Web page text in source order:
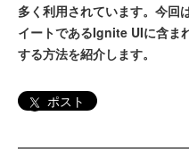
多く利用されています。今回
イートであるIgnite UIに含ま
する方法を紹介します。
ポスト